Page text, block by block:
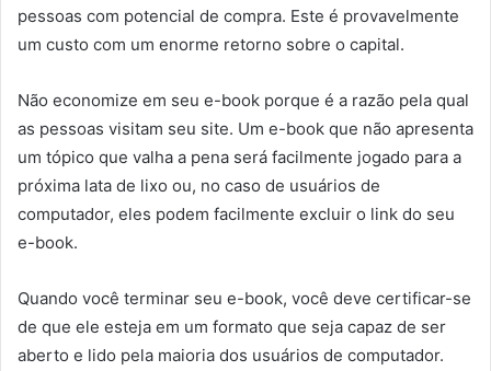
pessoas com potencial de compra. Este é provavelmente
um custo com um enorme retorno sobre o capital.
Não economize em seu e-book porque é a razão pela qual
as pessoas visitam seu site. Um e-book que não apresenta
um tópico que valha a pena será facilmente jogado para a
próxima lata de lixo ou, no caso de usuários de
computador, eles podem facilmente excluir o link do seu
e-book.
Quando você terminar seu e-book, você deve certificar-se
de que ele esteja em um formato que seja capaz de ser
aberto e lido pela maioria dos usuários de computador.